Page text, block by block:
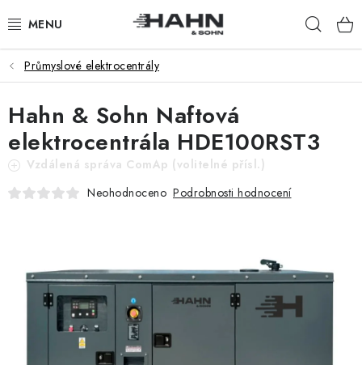
na
PRODUKTY
O NÁS
PROČ HAHN & SOHN
PRO OBCHODNÍKY
APLIKACE
KATALOG
Průmyslové elektrocentrály
Hahn & Sohn Naftová
elektrocentrála HDE100RST3
Vzdálená správa ComAp (volitelné přísl.)
Neohodnoceno Podrobnosti hodnocení